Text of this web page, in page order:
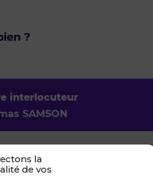
la
de vos
?
interlocuteur
SAMSON